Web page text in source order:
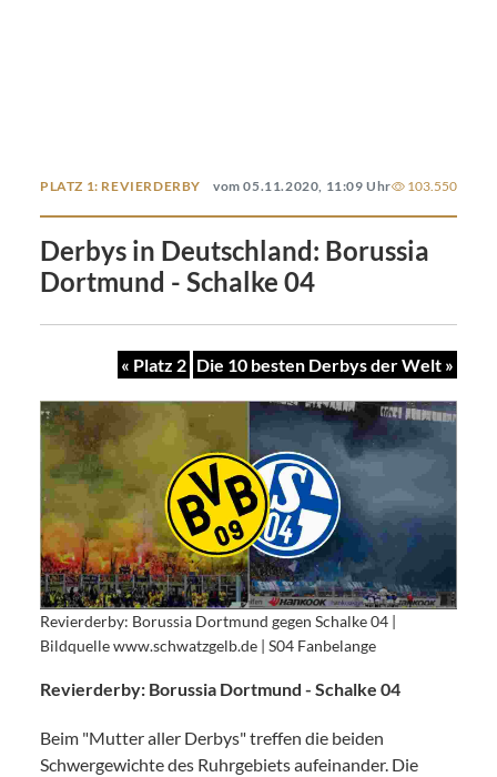
PLATZ 1: REVIERDERBY vom 05.11.2020, 11:09 Uhr 103.550
Derbys in Deutschland: Borussia
Dortmund - Schalke 04
« Platz 2 Die 10 besten Derbys der Welt »
Revierderby: Borussia Dortmund gegen Schalke 04 |
Bildquelle www.schwatzgelb.de | S04 Fanbelange
Revierderby: Borussia Dortmund - Schalke 04
Beim "Mutter aller Derbys" treffen die beiden
Schwergewichte des Ruhrgebiets aufeinander. Die